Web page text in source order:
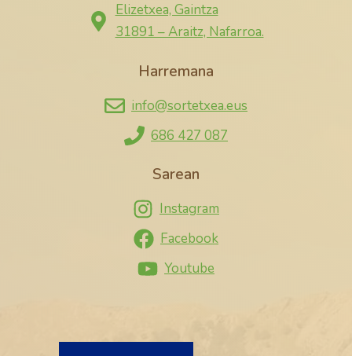
Elizetxea, Gaintza
31891 – Araitz, Nafarroa.
Harremana
info@sortetxea.eus
686 427 087
Sarean
Instagram
Facebook
Youtube